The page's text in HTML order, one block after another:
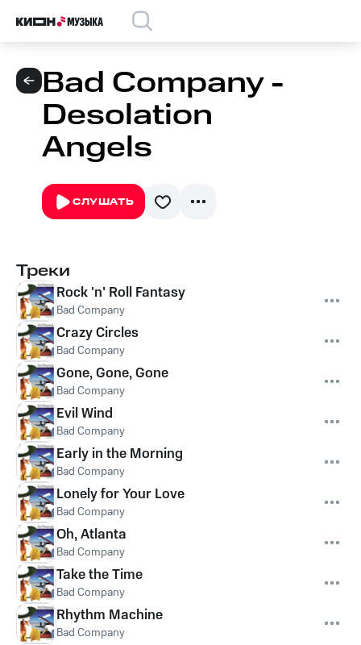
Bad Company -
Desolation
Angels
СЛУШАТЬ
Треки
Rock 'n' Roll Fantasy
Bad Company
Crazy Circles
Bad Company
Gone, Gone, Gone
Bad Company
Evil Wind
Bad Company
Early in the Morning
Bad Company
Lonely for Your Love
Bad Company
Oh, Atlanta
Bad Company
Take the Time
Bad Company
Rhythm Machine
Bad Company